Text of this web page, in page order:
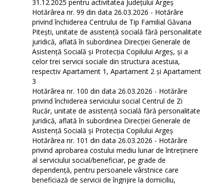
31.12.2025 pentru activitatea Județului Argeș
Hotărârea nr. 99 din data 26.03.2026 - Hotărâre
privind închiderea Centrului de Tip Familial Găvana
Pitești, unitate de asistență socială fără personalitate
juridică, aflată în subordinea Direcției Generale de
Asistență Socială și Protecția Copilului Argeș, și a
celor trei servicii sociale din structura acestuia,
respectiv Apartament 1, Apartament 2 și Apartament
3
Hotărârea nr. 100 din data 26.03.2026 - Hotărâre
privind închiderea serviciului social Centrul de Zi
Rucăr, unitate de asistență socială fără personalitate
juridică, aflată în subordinea Direcției Generale de
Asistență Socială și Protecția Copilului Argeș
Hotărârea nr. 101 din data 26.03.2026 - Hotărâre
privind aprobarea costului mediu lunar de întreținere
al serviciului social/beneficiar, pe grade de
dependență, pentru persoanele vârstnice care
beneficiază de servicii de îngrijire la domiciliu,